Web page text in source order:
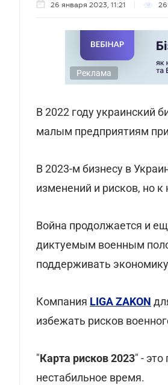
26 января 2023, 11:21
Реклама
В 2022 году украинский
малым предприятиям
В 2023-м бизнесу в
изменений и рисков, но
Война продолжается и
диктуемым военным
поддерживать
Компания LIGA ZAKON
избежать рисков
"Карта рисков 2023" -
нестабильное время.